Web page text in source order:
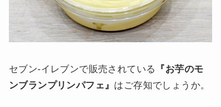
セブン-イレブンで販売されている
『お芋のモ
ンブランプリンパフェ』 はご存知でしょうか。